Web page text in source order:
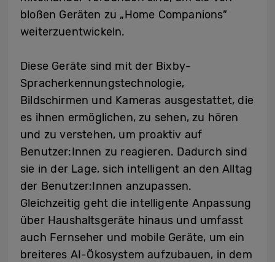
bloßen Geräten zu „Home Companions”
weiterzuentwickeln.
Diese Geräte sind mit der Bixby-
Spracherkennungstechnologie,
Bildschirmen und Kameras ausgestattet, die
es ihnen ermöglichen, zu sehen, zu hören
und zu verstehen, um proaktiv auf
Benutzer:Innen zu reagieren. Dadurch sind
sie in der Lage, sich intelligent an den Alltag
der Benutzer:Innen anzupassen.
Gleichzeitig geht die intelligente Anpassung
über Haushaltsgeräte hinaus und umfasst
auch Fernseher und mobile Geräte, um ein
breiteres AI-Ökosystem aufzubauen, in dem